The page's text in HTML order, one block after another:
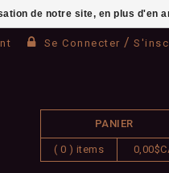
Se Connecter /
PANIER
( 0 ) items
de notre site, en plus d'en